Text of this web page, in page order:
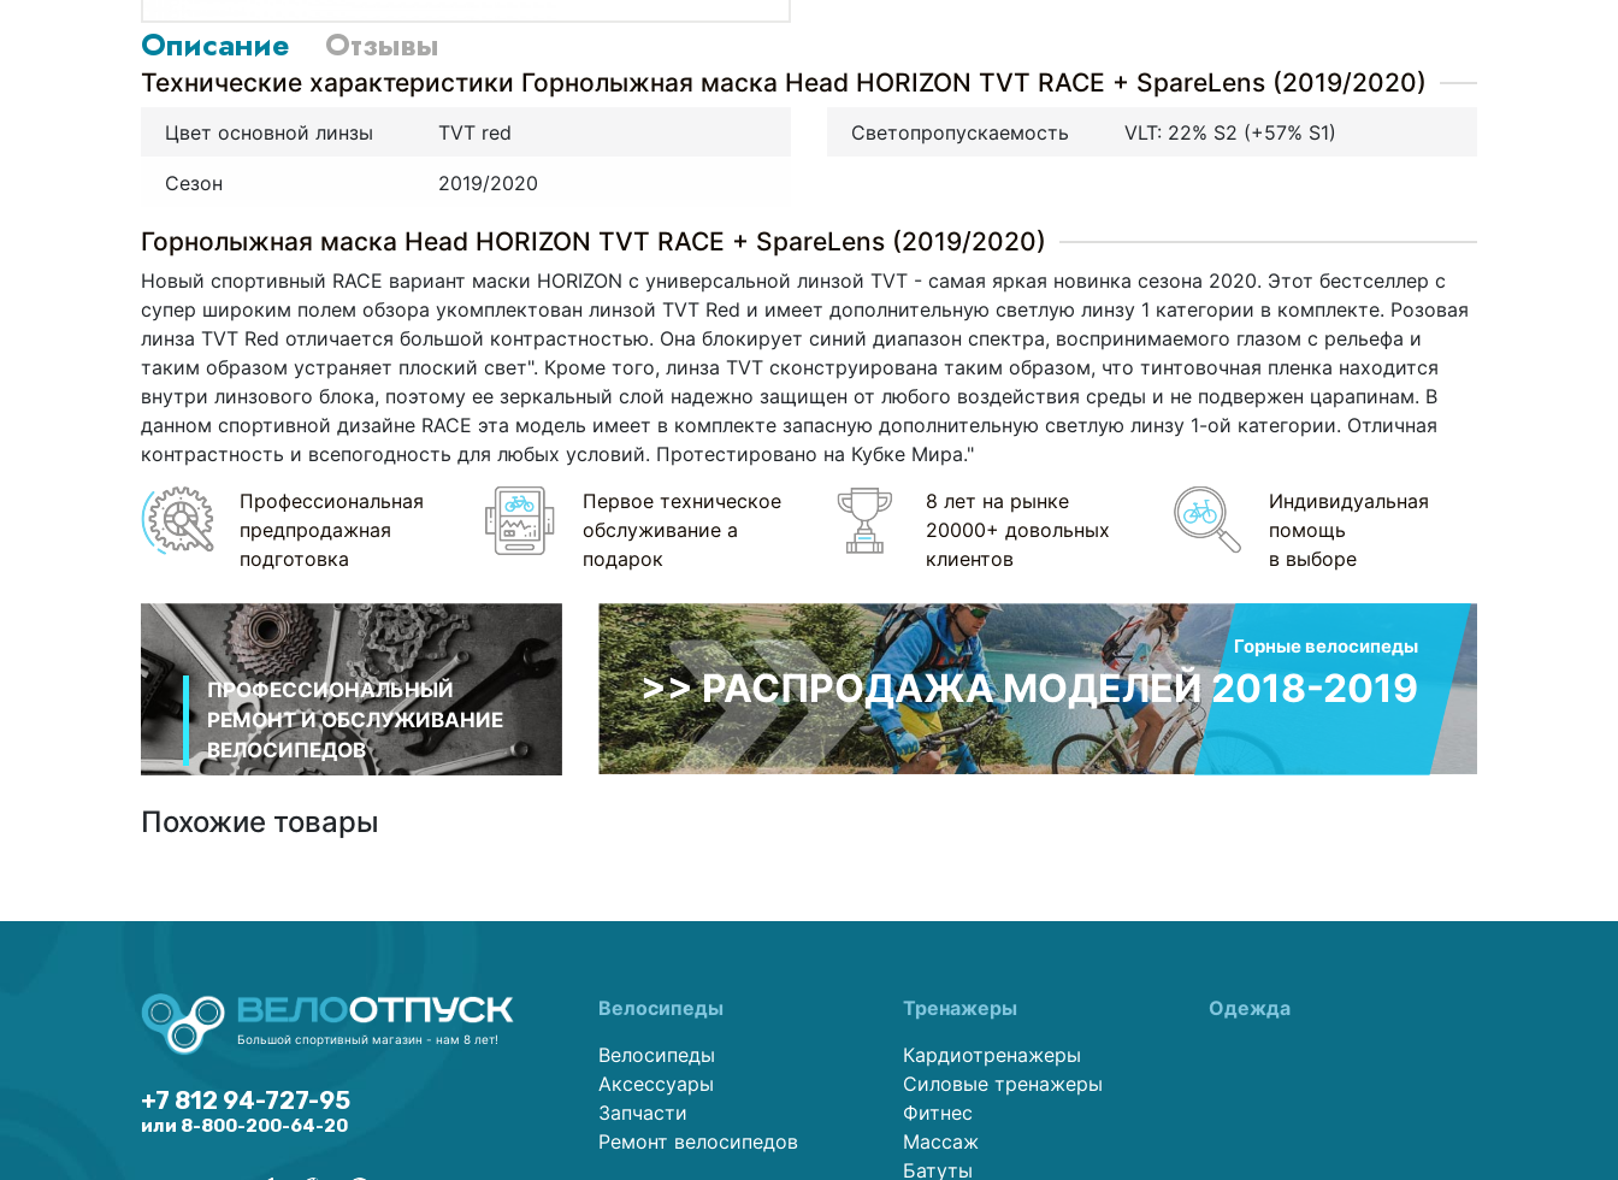
Описание Отзывы
Технические характеристики Горнолыжная маска Head HORIZON TVT RACE + SpareLens (2019/2020)
Цвет основной линзы TVT red
Сезон 2019/2020
Светопропускаемость VLT: 22% S2 (+57% S1)
Горнолыжная маска Head HORIZON TVT RACE + SpareLens (2019/2020)
Новый спортивный RACE вариант маски HORIZON c универсальной линзой TVT - самая яркая новинка сезона 2020. Этот бестселлер с
супер широким полем обзора укомплектован линзой TVT Red и имеет дополнительную светлую линзу 1 категории в комплекте. Розовая
линза TVT Red отличается большой контрастностью. Она блокирует синий диапазон спектра, воспринимаемого глазом с рельефа и
таким образом устраняет плоский свет". Кроме того, линза TVT сконструирована таким образом, что тинтовочная пленка находится
внутри линзового блока, поэтому ее зеркальный слой надежно защищен от любого воздействия среды и не подвержен царапинам. В
данном спортивной дизайне RACE эта модель имеет в комплекте запасную дополнительную светлую линзу 1-ой категории. Отличная
контрастность и всепогодность для любых условий. Протестировано на Кубке Мира."
Профессиональная
предпродажная
подготовка
Первое техническое
обслуживание а
подарок
8 лет на рынке
20000+ довольных
клиентов
Индивидуальная
помощь
в выборе
ПРОФЕССИОНАЛЬНЫЙ
РЕМОНТ И ОБСЛУЖИВАНИЕ
ВЕЛОСИПЕДОВ
Горные велосипеды
>> РАСПРОДАЖА МОДЕЛЕЙ 2018-2019
Похожие товары
Большой спортивный магазин - нам 8 лет!
+7 812 94-727-95
или 8-800-200-64-20
Велосипеды
Велосипеды
Аксессуары
Запчасти
Ремонт велосипедов
Тренажеры
Кардиотренажеры
Силовые тренажеры
Фитнес
Массаж
Батуты
Одежда